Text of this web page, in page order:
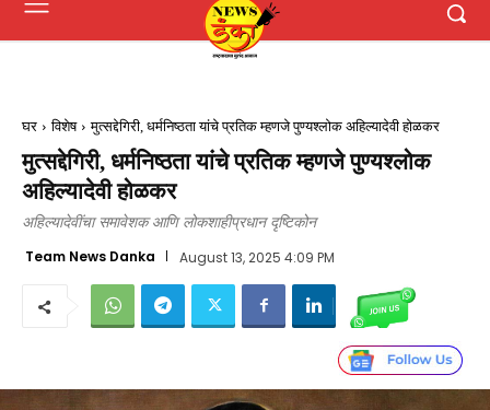
घर विशेष मुत्सद्देगिरी, धर्मनिष्ठता यांचे प्रतिक म्हणजे पुण्यश्लोक अहिल्यादेवी होळकर
मुत्सद्देगिरी, धर्मनिष्ठता यांचे प्रतिक म्हणजे पुण्यश्लोक
अहिल्यादेवी होळकर
अहिल्यादेवींचा समावेशक आणि लोकशाहीप्रधान दृष्टिकोन
Team News Danka August 13, 2025 4:09 PM